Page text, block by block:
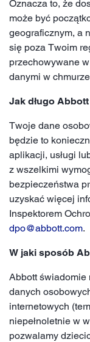
Oznacza to, że
może być
geograficznym, a
się poza Twoim
przechowywane
danymi w
Jak długo
Twoje dane
będzie to
aplikacji, usługi
z wszelkimi
bezpieczeństwa
uzyskać więcej
Inspektorem
dpo@abbott.com.
W jaki sposób
Abbott świadomie
danych
internetowych
niepełnoletnie w
pozwalamy